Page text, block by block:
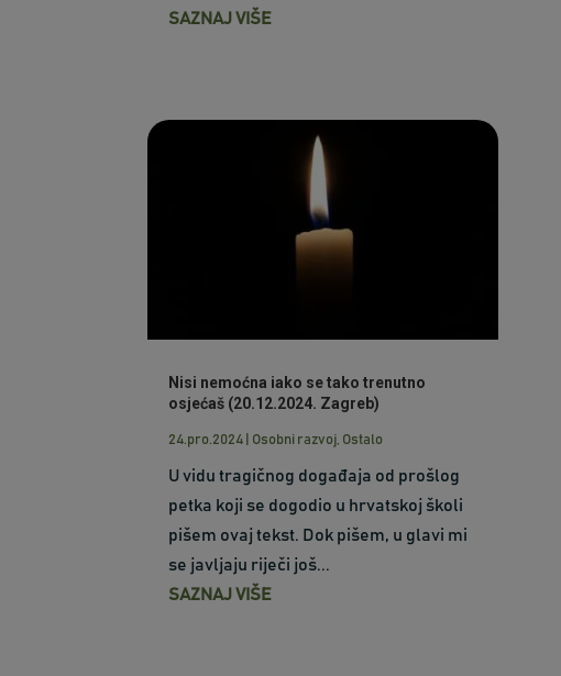
SAZNAJ VIŠE
Nisi nemoćna iako se tako trenutno
osjećaš (20.12.2024. Zagreb)
24.pro.2024 Osobni razvoj, Ostalo
U vidu tragičnog događaja od prošlog
petka koji se dogodio u hrvatskoj školi
pišem ovaj tekst. Dok pišem, u glavi mi
se javljaju riječi još...
SAZNAJ VIŠE